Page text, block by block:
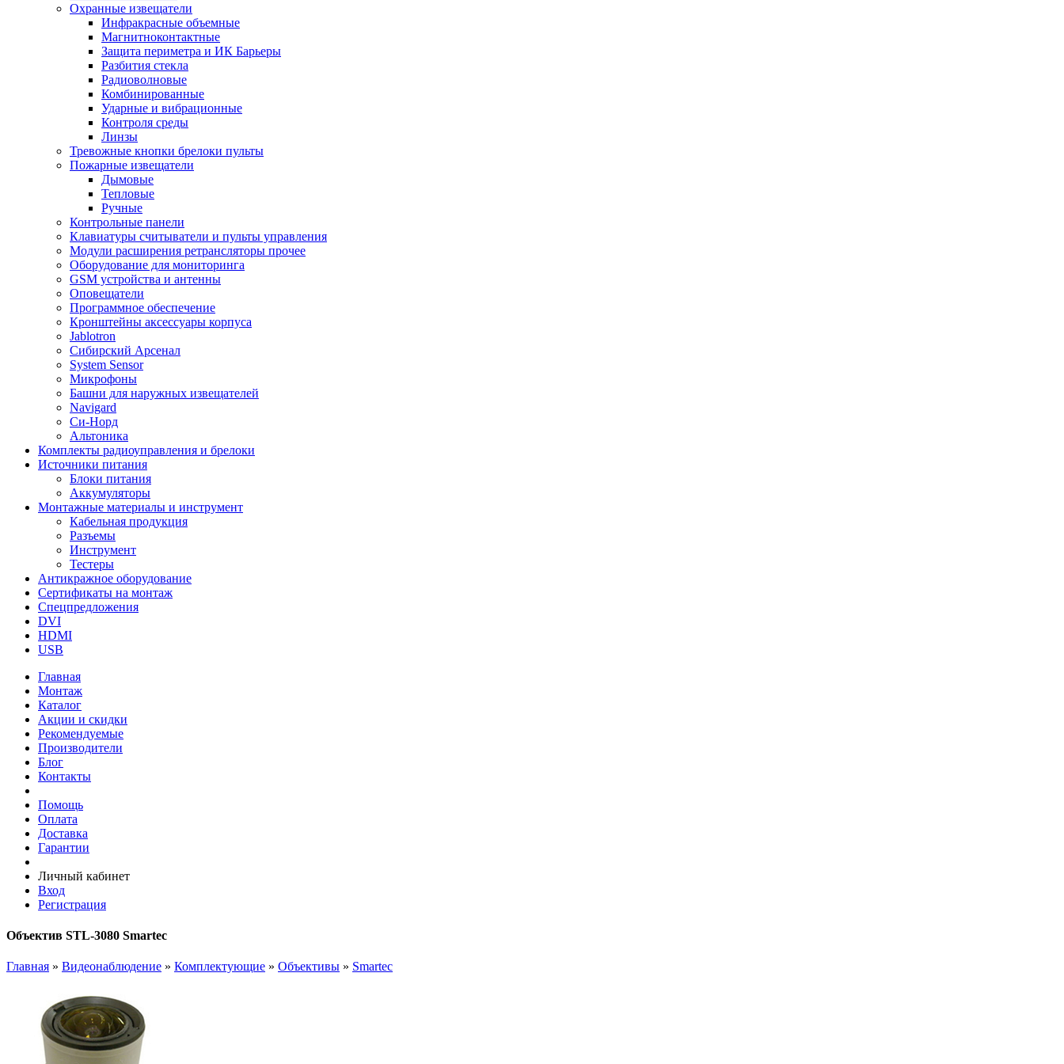
Охранные извещатели
Инфракрасные объемные
Магнитноконтактные
Защита периметра и ИК Барьеры
Разбития стекла
Радиоволновые
Комбинированные
Ударные и вибрационные
Контроля среды
Линзы
Тревожные кнопки брелоки пульты
Пожарные извещатели
Дымовые
Тепловые
Ручные
Контрольные панели
Клавиатуры считыватели и пульты управления
Модули расширения ретрансляторы прочее
Оборудование для мониторинга
GSM устройства и антенны
Оповещатели
Программное обеспечение
Кронштейны аксессуары корпуса
Jablotron
Сибирский Арсенал
System Sensor
Микрофоны
Башни для наружных извещателей
Navigard
Си-Норд
Альтоника
Комплекты радиоуправления и брелоки
Источники питания
Блоки питания
Аккумуляторы
Монтажные материалы и инструмент
Кабельная продукция
Разъемы
Инструмент
Тестеры
Антикражное оборудование
Сертификаты на монтаж
Спецпредложения
DVI
HDMI
USB
Главная
Монтаж
Каталог
Акции и скидки
Рекомендуемые
Производители
Блог
Контакты
Помощь
Оплата
Доставка
Гарантии
Личный кабинет
Вход
Регистрация
Объектив STL-3080 Smartec
Главная » Видеонаблюдение » Комплектующие » Объективы » Smartec